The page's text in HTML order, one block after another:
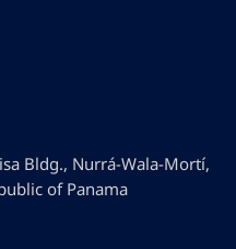
Bldg., Nurrá-Wala-Mortí,
of Panama